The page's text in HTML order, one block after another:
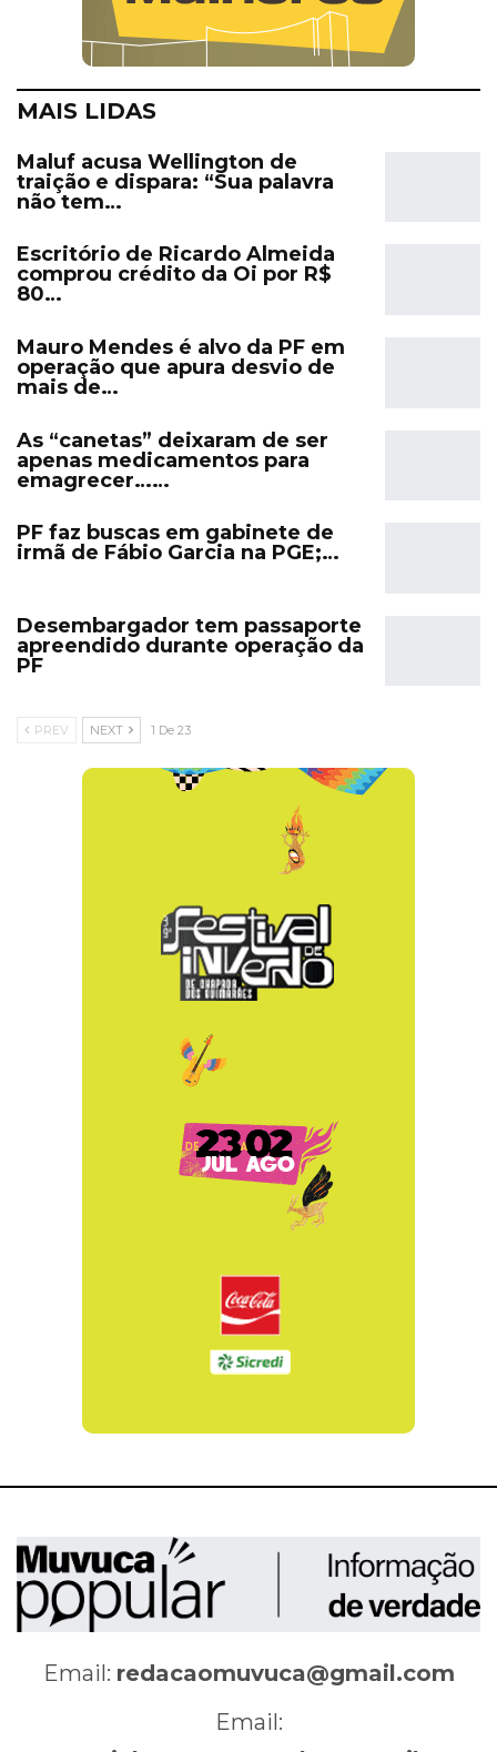
MAIS LIDAS
Maluf acusa Wellington de
traição e dispara: “Sua palavra
não tem…
Escritório de Ricardo Almeida
comprou crédito da Oi por R$
80…
Mauro Mendes é alvo da PF em
operação que apura desvio de
mais de…
As “canetas” deixaram de ser
apenas medicamentos para
emagrecer……
PF faz buscas em gabinete de
irmã de Fábio Garcia na PGE;…
Desembargador tem passaporte
apreendido durante operação da
PF
PREV NEXT 1 De 23
Email: redacaomuvuca@gmail.com
Email: